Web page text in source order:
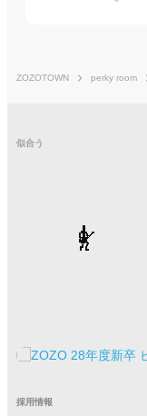
ZOZOTOWN perky room
似合う
採用情報